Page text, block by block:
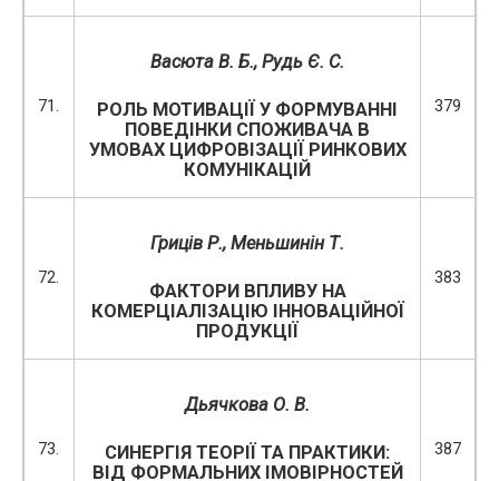
71.
Васюта В. Б., Рудь Є. С.
РОЛЬ МОТИВАЦІЇ У ФОРМУВАННІ
ПОВЕДІНКИ СПОЖИВАЧА В
УМОВАХ ЦИФРОВІЗАЦІЇ РИНКОВИХ
КОМУНІКАЦІЙ
379
72.
Гриців Р., Меньшинін Т.
ФАКТОРИ ВПЛИВУ НА
КОМЕРЦІАЛІЗАЦІЮ ІННОВАЦІЙНОЇ
ПРОДУКЦІЇ
383
73.
Дьячкова О. В.
СИНЕРГІЯ ТЕОРІЇ ТА ПРАКТИКИ:
ВІД ФОРМАЛЬНИХ ІМОВІРНОСТЕЙ
387